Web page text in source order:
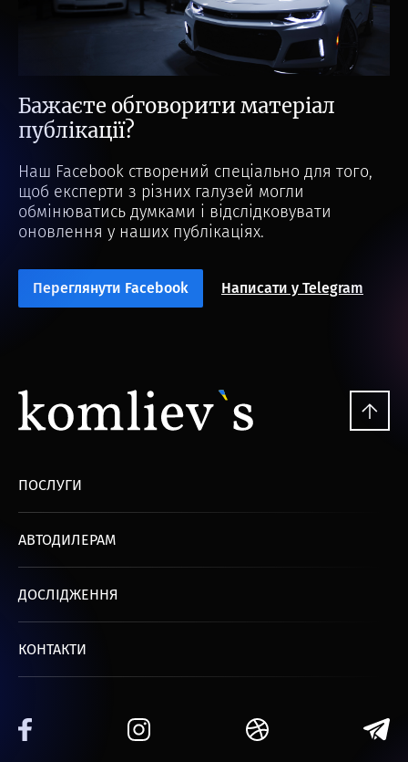
Бажаєте обговорити матеріал
публікації?
Наш Facebook створений спеціально для того,
щоб експерти з різних галузей могли
обмінюватись думками і відслідковувати
оновлення у наших публікаціях.
Переглянути Facebook Написати у Telegram
ПОСЛУГИ
АВТОДИЛЕРАМ
ДОСЛІДЖЕННЯ
КОНТАКТИ